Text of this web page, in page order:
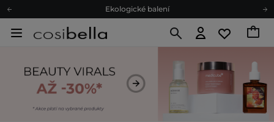
Ekologické balení
Doporučovací Program
Ekologické balení